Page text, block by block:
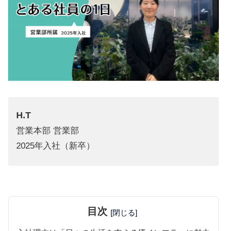
H.T
営業本部 営業部
2025年入社（新卒）
目次 [閉じる]